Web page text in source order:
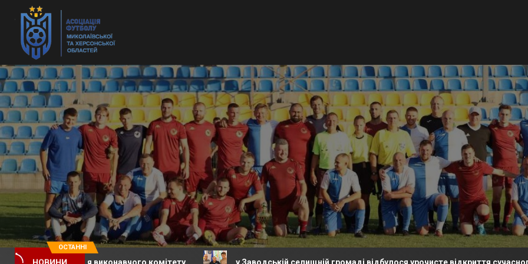
ОСТАННІ
виконавчого комітету у Заводській селищній громаді відбулося урочисте відкриття сучасного